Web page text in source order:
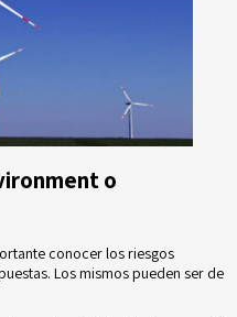
o
conocer los riesgos
Los mismos pueden ser de